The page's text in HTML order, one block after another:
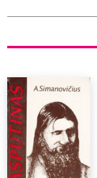
Naujienos
Bibliotekoms
D.U.K.